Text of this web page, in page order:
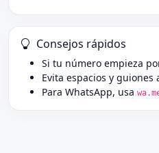
Consejos rápidos
Si tu número empieza
Evita espacios y guiones
Para WhatsApp, usa